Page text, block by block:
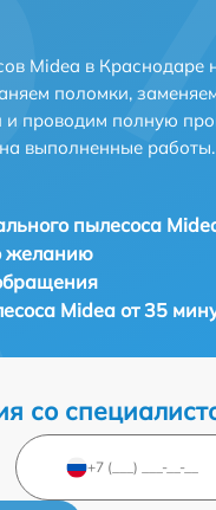
Midea в Краснодаре
поломки,
проводим полную
выполненные работы.
пылесоса
желанию
Midea от 35
со